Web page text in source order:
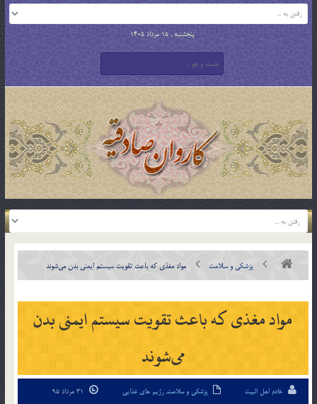
پنجشنبه , 15 مرداد 1405
پزشکی و سلامت مواد مغذی که باعث تقویت سیستم ایمنی بدن می‌شوند
مواد مغذی که باعث تقویت سیستم ایمنی بدن
می‌شوند
خادم اهل البیت پزشکی و سلامت,رژیم های غذایی